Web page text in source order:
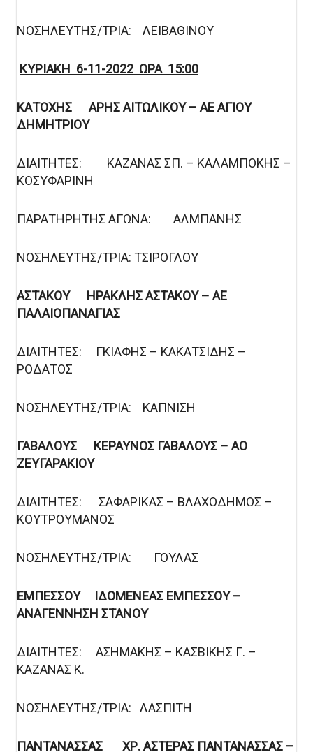
ΝΟΣΗΛΕΥΤΗΣ/ΤΡΙΑ: ΛΕΙΒΑΘΙΝΟΥ
ΚΥΡΙΑΚΗ 6-11-2022 ΩΡΑ 15:00
ΚΑΤΟΧΗΣ ΑΡΗΣ ΑΙΤΩΛΙΚΟΥ – ΑΕ ΑΓΙΟΥ
ΔΗΜΗΤΡΙΟΥ
ΔΙΑΙΤΗΤΕΣ: ΚΑΖΑΝΑΣ ΣΠ. – ΚΑΛΑΜΠΟΚΗΣ –
ΚΟΣΥΦΑΡΙΝΗ
ΠΑΡΑΤΗΡΗΤΗΣ ΑΓΩΝΑ: ΑΛΜΠΑΝΗΣ
ΝΟΣΗΛΕΥΤΗΣ/ΤΡΙΑ: ΤΣΙΡΟΓΛΟΥ
ΑΣΤΑΚΟΥ ΗΡΑΚΛΗΣ ΑΣΤΑΚΟΥ – ΑΕ
ΠΑΛΑΙΟΠΑΝΑΓΙΑΣ
ΔΙΑΙΤΗΤΕΣ: ΓΚΙΑΦΗΣ – ΚΑΚΑΤΣΙΔΗΣ –
ΡΟΔΑΤΟΣ
ΝΟΣΗΛΕΥΤΗΣ/ΤΡΙΑ: ΚΑΠΝΙΣΗ
ΓΑΒΑΛΟΥΣ ΚΕΡΑΥΝΟΣ ΓΑΒΑΛΟΥΣ – ΑΟ
ΖΕΥΓΑΡΑΚΙΟΥ
ΔΙΑΙΤΗΤΕΣ: ΣΑΦΑΡΙΚΑΣ – ΒΛΑΧΟΔΗΜΟΣ –
ΚΟΥΤΡΟΥΜΑΝΟΣ
ΝΟΣΗΛΕΥΤΗΣ/ΤΡΙΑ: ΓΟΥΛΑΣ
ΕΜΠΕΣΣΟΥ ΙΔΟΜΕΝΕΑΣ ΕΜΠΕΣΣΟΥ –
ΑΝΑΓΕΝΝΗΣΗ ΣΤΑΝΟΥ
ΔΙΑΙΤΗΤΕΣ: ΑΣΗΜΑΚΗΣ – ΚΑΣΒΙΚΗΣ Γ. –
ΚΑΖΑΝΑΣ Κ.
ΝΟΣΗΛΕΥΤΗΣ/ΤΡΙΑ: ΛΑΣΠΙΤΗ
ΠΑΝΤΑΝΑΣΣΑΣ ΧΡ. ΑΣΤΕΡΑΣ ΠΑΝΤΑΝΑΣΣΑΣ –